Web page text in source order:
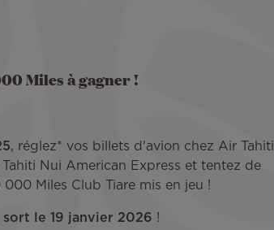
Miles à gagner !
, réglez* vos billets d'avion chez Air Tahiti
Nui American Express et tentez de
Miles Club Tiare mis en jeu !
sort le 19 janvier 2026 !